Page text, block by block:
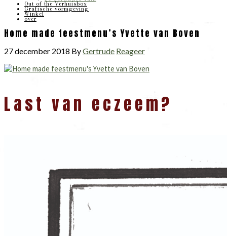
Out of the Verhuisbox
Grafische vormgeving
Winkel
over
Home made feestmenu’s Yvette van Boven
27 december 2018 ByGertrude Reageer
Interacties
Last van eczeem?